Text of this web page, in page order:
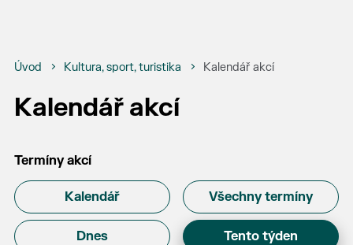
Úvod Kultura, sport, turistika Kalendář akcí
Kalendář akcí
Termíny akcí
Kalendář Všechny termíny
Dnes Tento týden